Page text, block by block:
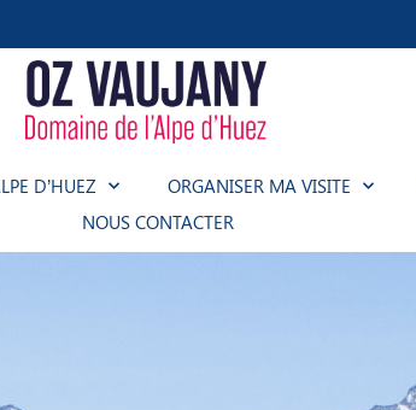
D’HUEZ ORGANISER MA VISITE
NOUS CONTACTER